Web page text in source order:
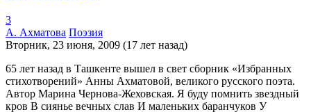
3
А. Ахматова Поэзия
Вторник, 23 июня, 2009 (17 лет назад)
65 лет назад в Ташкенте вышел в свет сборник «Избранных
стихотворений» Анны Ахматовой, великого русского поэта.
Автор Марина Чернова-Жеховская. Я буду помнить звездный
кров В сиянье вечных слав И маленьких баранчуков У